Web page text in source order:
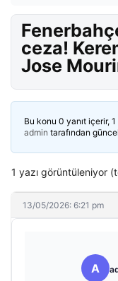
ceza!
Jose
Bu konu 0 yanıt içerir,
admin tarafından
1 yazı görüntüleniyor
13/05/2026: 6:21 pm
A